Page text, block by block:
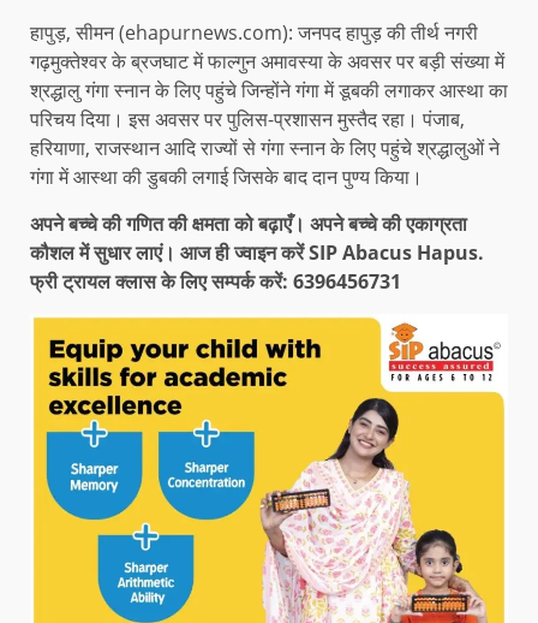
हापुड़, सीमन (ehapurnews.com): जनपद हापुड़ की तीर्थ नगरी
गढ़मुक्तेश्वर के ब्रजघाट में फाल्गुन अमावस्या के अवसर पर बड़ी संख्या में
श्रद्धालु गंगा स्नान के लिए पहुंचे जिन्होंने गंगा में डूबकी लगाकर आस्था का
परिचय दिया। इस अवसर पर पुलिस-प्रशासन मुस्तैद रहा। पंजाब,
हरियाणा, राजस्थान आदि राज्यों से गंगा स्नान के लिए पहुंचे श्रद्धालुओं ने
गंगा में आस्था की डुबकी लगाई जिसके बाद दान पुण्य किया।
अपने बच्चे की गणित की क्षमता को बढ़ाएँ। अपने बच्चे की एकाग्रता
कौशल में सुधार लाएं। आज ही ज्वाइन करें SIP Abacus Hapus.
फ्री ट्रायल क्लास के लिए सम्पर्क करें: 6396456731